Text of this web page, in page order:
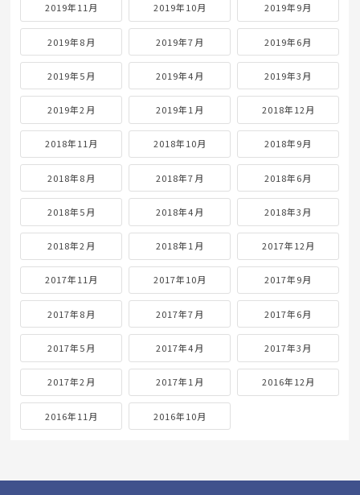
2019年11月 2019年10月 2019年9月
2019年8月 2019年7月 2019年6月
2019年5月 2019年4月 2019年3月
2019年2月 2019年1月 2018年12月
2018年11月 2018年10月 2018年9月
2018年8月 2018年7月 2018年6月
2018年5月 2018年4月 2018年3月
2018年2月 2018年1月 2017年12月
2017年11月 2017年10月 2017年9月
2017年8月 2017年7月 2017年6月
2017年5月 2017年4月 2017年3月
2017年2月 2017年1月 2016年12月
2016年11月 2016年10月